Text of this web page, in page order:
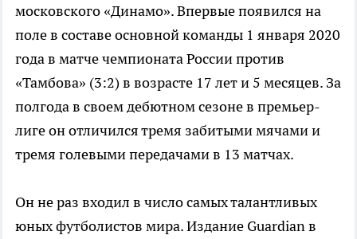
московского «Динамо». Впервые появился на
поле в составе основной команды 1 января 2020
года в матче чемпионата России против
«Тамбова» (3:2) в возрасте 17 лет и 5 месяцев. За
полгода в своем дебютном сезоне в премьер-
лиге он отличился тремя забитыми мячами и
тремя голевыми передачами в 13 матчах.
Он не раз входил в число самых талантливых
юных футболистов мира. Издание Guardian в